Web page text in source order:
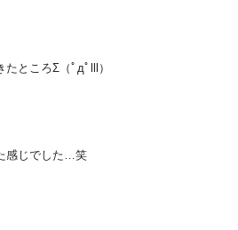
ところΣ（ﾟдﾟlll）
感じでした…笑